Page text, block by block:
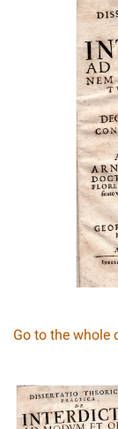
Go to the whole